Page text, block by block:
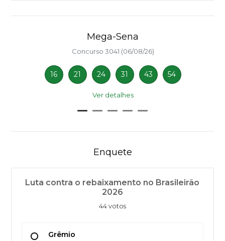
Mega-Sena
Concurso 3041 (06/08/26)
16 21 24 31 43 54
Ver detalhes
Enquete
Luta contra o rebaixamento no Brasileirão
2026
44 votos
Grêmio